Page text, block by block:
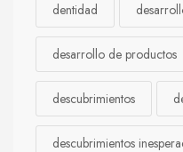
dentidad
desarrollo de productos
descubrimientos
descubrimientos